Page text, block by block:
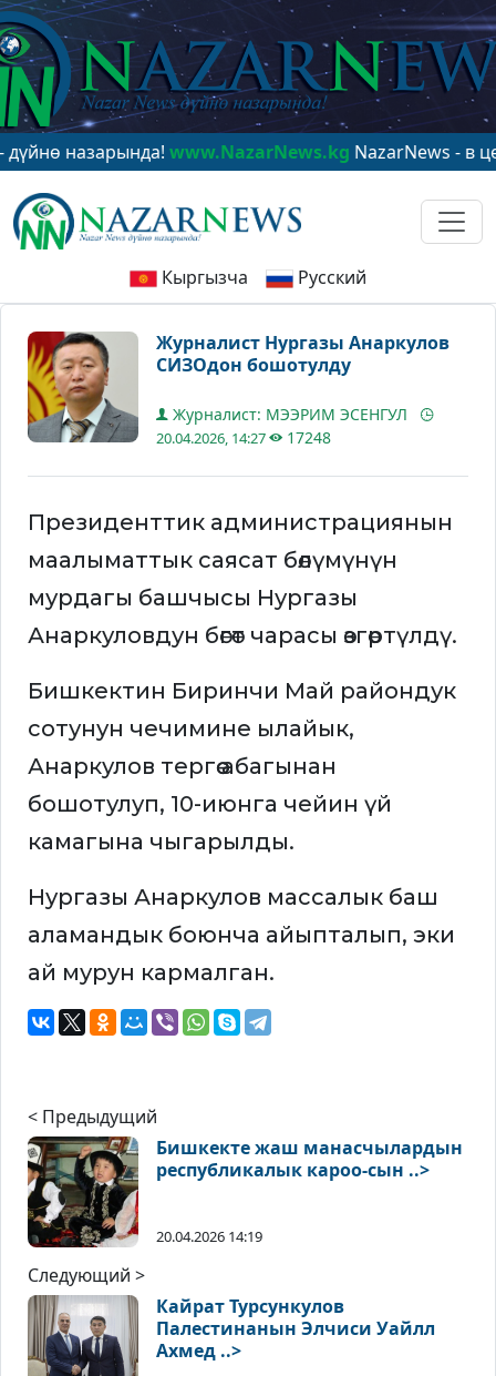
назарында!www.NazarNews.kgNazarNews - в
Кыргызча Русский
Журналист Нургазы Анаркулов
СИЗОдон бошотулду
Журналист: МЭЭРИМ ЭСЕНГУЛ
20.04.2026, 14:27 17248
Президенттик администрациянын
маалыматтык саясат бөлүмүнүн
мурдагы башчысы Нургазы
Анаркуловдун бөгөт чарасы өзгөртүлдү.
Бишкектин Биринчи Май райондук
сотунун чечимине ылайык,
Анаркулов тергөө абагынан
бошотулуп, 10-июнга чейин үй
камагына чыгарылды.
Нургазы Анаркулов массалык баш
аламандык боюнча айыпталып, эки
ай мурун кармалган.
< Предыдущий
Бишкекте жаш манасчылардын
республикалык кароо-сын ..>
20.04.2026 14:19
Следующий >
Кайрат Турсункулов
Палестинанын Элчиси Уайлл
Ахмед ..>